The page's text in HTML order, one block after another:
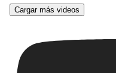
Cargar más videos